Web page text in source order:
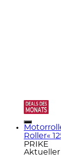
Roller«
PRIKE
Aktueller